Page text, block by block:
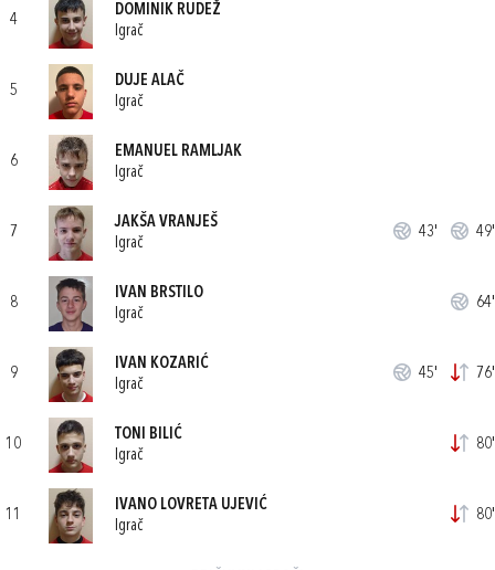
4
DOMINIK RUDEŽ
Igrač
5
DUJE ALAČ
Igrač
6
EMANUEL RAMLJAK
Igrač
7
JAKŠA VRANJEŠ
Igrač
43' 49'
8
IVAN BRSTILO
Igrač
64'
9
IVAN KOZARIĆ
Igrač
45' 76'
10
TONI BILIĆ
Igrač
80'
11
IVANO LOVRETA UJEVIĆ
Igrač
80'